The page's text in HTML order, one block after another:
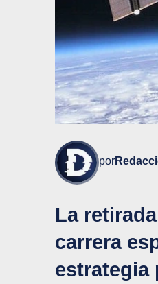
por
La
carrera
estrategia